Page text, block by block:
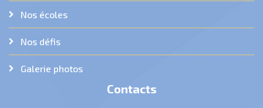
Nos écoles
Nos défis
Galerie photos
Contacts